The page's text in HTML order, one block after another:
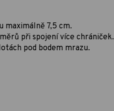
maximálně 7,5 cm.
při spojení více chrániček.
pod bodem mrazu.